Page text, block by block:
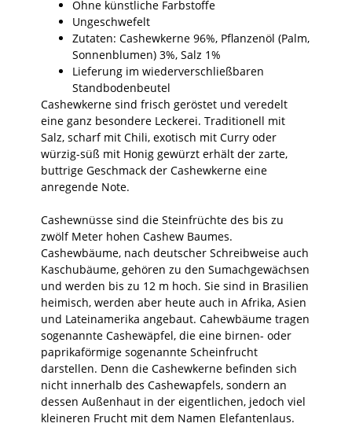
Ohne künstliche Farbstoffe
Ungeschwefelt
Zutaten: Cashewkerne 96%, Pflanzenöl (Palm,
Sonnenblumen) 3%, Salz 1%
Lieferung im wiederverschließbaren
Standbodenbeutel
Cashewkerne sind frisch geröstet und veredelt
eine ganz besondere Leckerei. Traditionell mit
Salz, scharf mit Chili, exotisch mit Curry oder
würzig-süß mit Honig gewürzt erhält der zarte,
buttrige Geschmack der Cashewkerne eine
anregende Note.
Cashewnüsse sind die Steinfrüchte des bis zu
zwölf Meter hohen Cashew Baumes.
Cashewbäume, nach deutscher Schreibweise auch
Kaschubäume, gehören zu den Sumachgewächsen
und werden bis zu 12 m hoch. Sie sind in Brasilien
heimisch, werden aber heute auch in Afrika, Asien
und Lateinamerika angebaut. Cahewbäume tragen
sogenannte Cashewäpfel, die eine birnen- oder
paprikaförmige sogenannte Scheinfrucht
darstellen. Denn die Cashewkerne befinden sich
nicht innerhalb des Cashewapfels, sondern an
dessen Außenhaut in der eigentlichen, jedoch viel
kleineren Frucht mit dem Namen Elefantenlaus.